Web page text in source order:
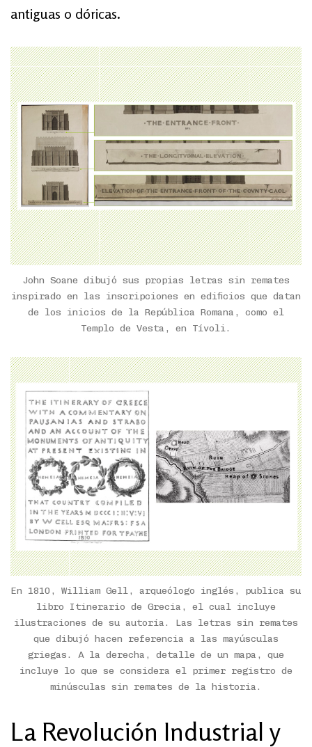
antiguas o dóricas.
John Soane dibujó sus propias letras sin remates
inspirado en las inscripciones en edificios que datan
de los inicios de la República Romana, como el
Templo de Vesta, en Tívoli.
En 1810, William Gell, arqueólogo inglés, publica su
libro Itinerario de Grecia, el cual incluye
ilustraciones de su autoría. Las letras sin remates
que dibujó hacen referencia a las mayúsculas
griegas. A la derecha, detalle de un mapa, que
incluye lo que se considera el primer registro de
minúsculas sin remates de la historia.
La Revolución Industrial y